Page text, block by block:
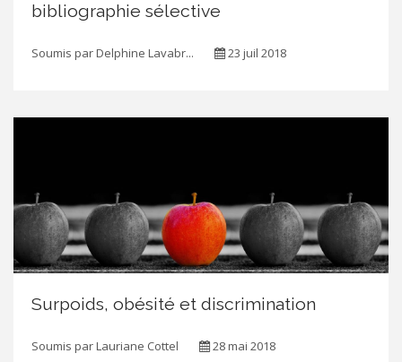
bibliographie sélective
Soumis parDelphine Lavabr... 23 juil 2018
Surpoids, obésité et discrimination
Soumis parLauriane Cottel 28 mai 2018